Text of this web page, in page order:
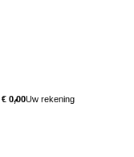
€ 0,00Uw rekening